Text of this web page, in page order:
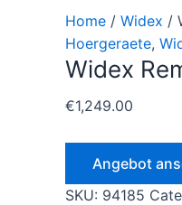
Home / Widex /
Hoergeraete,
Widex
€1,249.00
Angebot
SKU: 94185